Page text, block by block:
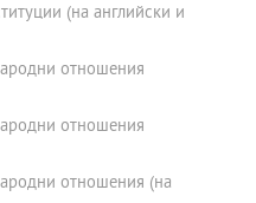
(на английски и
отношения
отношения
отношения (на